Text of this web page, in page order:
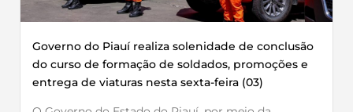
Governo do Piauí realiza solenidade de conclusão
do curso de formação de soldados, promoções e
entrega de viaturas nesta sexta-feira (03)